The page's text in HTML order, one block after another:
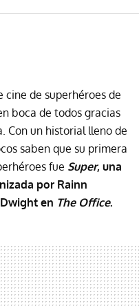
cine de superhéroes de
boca de todos gracias
Con un historial lleno de
saben que su primera
fue Super, una
por Rainn
en The Office.